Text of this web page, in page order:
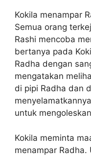
Kokila menampar
Semua orang
Rashi mencoba
bertanya pada
Radha dengan
mengatakan
di pipi Radha dan
untuk
Kokila meminta
menampar Radha.